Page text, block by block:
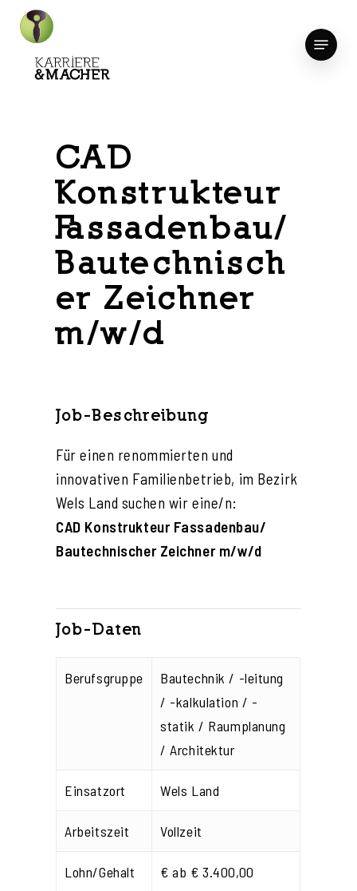
Skip
content
Menu
CAD
Konstrukteur
Fassadenbau/
Bautechnisch
er Zeichner
m/w/d
Job-Beschreibung
Für einen renommierten und
innovativen Familienbetrieb, im Bezirk
Wels Land suchen wir eine/n:
CAD Konstrukteur Fassadenbau/
Bautechnischer Zeichner m/w/d
Job-Daten
Berufsgruppe
Bautechnik / -leitung
/ -kalkulation / -
statik / Raumplanung
/ Architektur
Einsatzort Wels Land
Arbeitszeit Vollzeit
Lohn/Gehalt € ab € 3.400,00
Close